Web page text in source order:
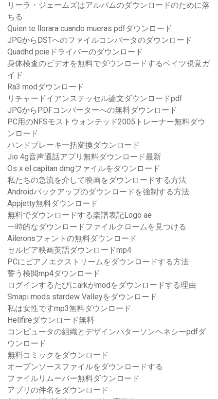
リーラ・ジェームズはアルバムのダウンロードのために落
ちる
Quien te llorara cuando mueras pdfダウンロード
JPGからDSTへのファイルコンバータのダウンロード
Quadhd pcieドライバーのダウンロード
身体検査のビデオを無料でダウンロードするベイツ視覚ガ
イド
Ra3 modダウンロード
リチャードイアンステッセル論文ダウンロードpdf
JPGからPDFコンバーターへの無料ダウンロード
PC用のNFSモストウォンテッド2005トレーナー無料ダウ
ンロード
ハンドブレーキ一括変換ダウンロード
Jio 4g音声通話アプリ無料ダウンロード最新
Os x el capitan dmgファイルをダウンロード
私たちの急流を介して映画をダウンロードする方法
Androidバックアップのダウンロードを強制する方法
Appjetty無料ダウンロード
無料でダウンロードする楽譜表記Logo ae
一時的なダウンロードファイルクロームを見つける
Aileronsフォントの無料ダウンロード
セルビア映画英語ダウンロードmp4
PCにピアノエクストリームをダウンロードする方法
誓う検閲mp4ダウンロード
ログインするたびにarkがmodをダウンロードする理由
Smapi mods stardew Valleyをダウンロード
私は女性ですmp3無料ダウンロード
Hellfireダウンロード無料
コンピュータの組織とデザインパターソンヘネシーpdfダ
ウンロード
無料コミックをダウンロード
オープンソースファイルをダウンロードする
ファイルリムーバー無料ダウンロード
アプリの件名をダウンロード